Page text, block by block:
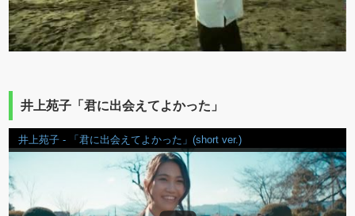
井上苑子「君に出会えてよかった」
井上苑子 - 「君に出会えてよかった」(short ver.)